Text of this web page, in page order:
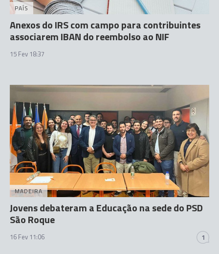
PAÍS
Anexos do IRS com campo para contribuintes
associarem IBAN do reembolso ao NIF
15 Fev 18:37
MADEIRA
Jovens debateram a Educação na sede do PSD
São Roque
16 Fev 11:06 1